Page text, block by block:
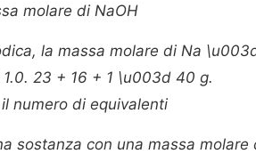
molare di NaOH
la massa molare di Na
23 + 16 + 1 \u003d 40 g.
numero di equivalenti
sostanza con una massa molare